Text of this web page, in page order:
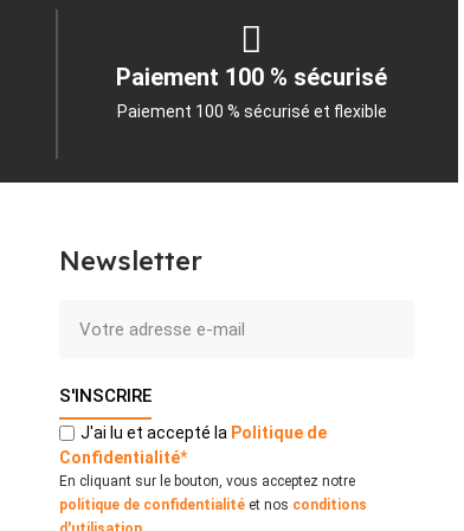
Paiement 100 % sécurisé
Paiement 100 % sécurisé et flexible
Newsletter
S'INSCRIRE
J'ai lu et accepté la Politique de
Confidentialité*
En cliquant sur le bouton, vous acceptez notre
politique de confidentialité et nos conditions